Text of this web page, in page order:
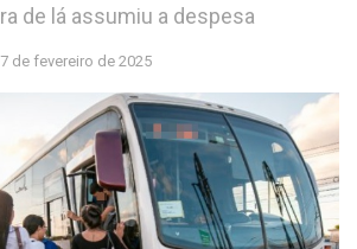
de lá assumiu a despesa
7 de fevereiro de 2025